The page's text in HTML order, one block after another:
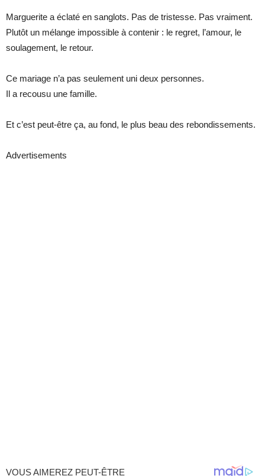
Marguerite a éclaté en sanglots. Pas de tristesse. Pas vraiment.
Plutôt un mélange impossible à contenir : le regret, l’amour, le
soulagement, le retour.
Ce mariage n’a pas seulement uni deux personnes.
Il a recousu une famille.
Et c’est peut-être ça, au fond, le plus beau des rebondissements.
Advertisements